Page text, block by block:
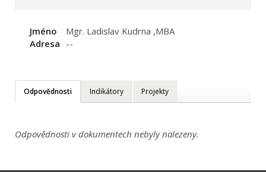
Jméno
Mgr. Ladislav Kudrna ,MBA
Adresa --
Odpovědnosti Indikátory Projekty
Odpovědnosti v dokumentech nebyly nalezeny.